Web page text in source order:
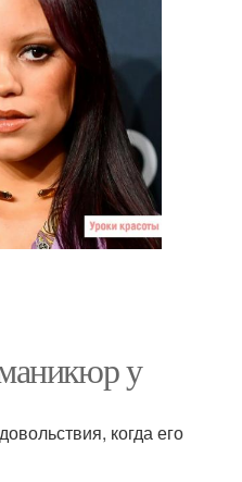
у
когда его